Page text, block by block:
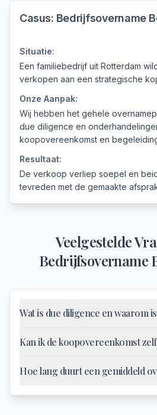
Casus: Bedrijfsovername
Situatie:
Een familiebedrijf uit Rotterdam
verkopen aan een strategische
Onze Aanpak:
Wij hebben het gehele
due diligence en
koopovereenkomst en
Resultaat:
De verkoop verliep soepel en
tevreden met de gemaakte
Veelgestelde
Bedrijfsovername
Wat is due diligence en waarom
Kan ik de koopovereenkomst
Hoe lang duurt een gemiddeld